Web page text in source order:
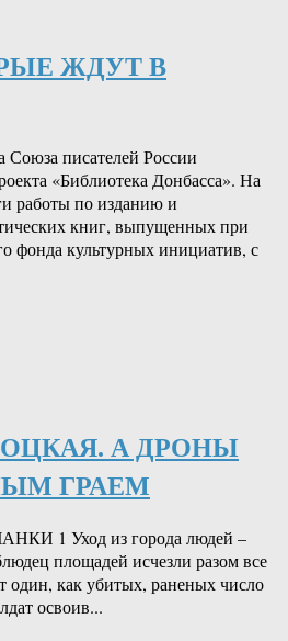
ЖДУТ В
писателей России
«Библиотека Донбасса». На
работы по изданию и
книг, выпущенных при
фонда культурных инициатив, с
А ДРОНЫ
ГРАЕМ
1 Уход из города людей –
площадей исчезли разом все
один, как убитых, раненых число
освоив...